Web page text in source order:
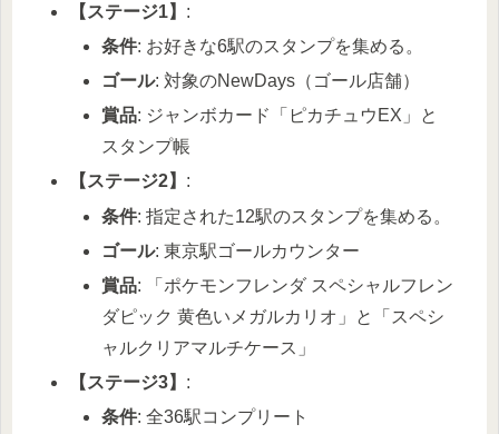
【ステージ1】 :
条件: お好きな6駅のスタンプを集める。
ゴール: 対象のNewDays（ゴール店舗）
賞品: ジャンボカード「ピカチュウEX」と
スタンプ帳
【ステージ2】 :
条件: 指定された12駅のスタンプを集める。
ゴール: 東京駅ゴールカウンター
賞品: 「ポケモンフレンダ スペシャルフレン
ダピック 黄色いメガルカリオ」と「スペシ
ャルクリアマルチケース」
【ステージ3】 :
条件: 全36駅コンプリート